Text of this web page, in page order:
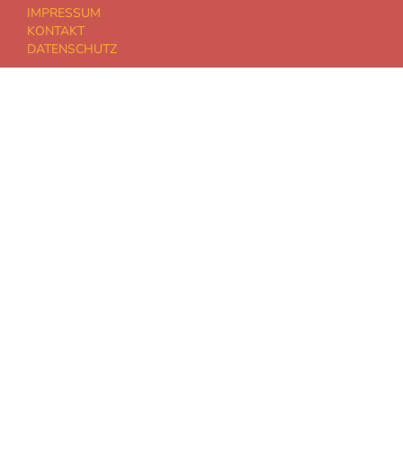
IMPRESSUM
KONTAKT
DATENSCHUTZ